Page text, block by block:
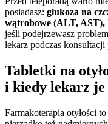
posiadasz: glukoza na
wątrobowe (ALT, AST),
jeśli podejrzewasz
lekarz podczas
Tabletki na
i kiedy lekarz je
Farmakoterapia otyłości